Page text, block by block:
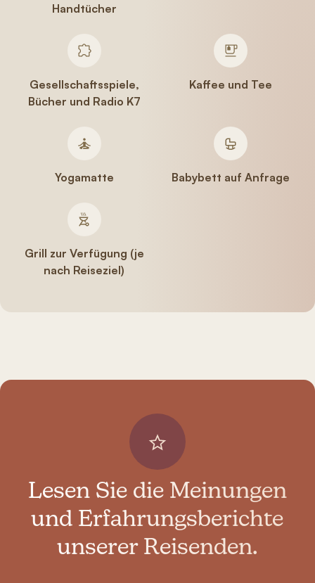
Handtücher
Gesellschaftsspiele,
Bücher und Radio K7
Kaffee und Tee
Yogamatte Babybett auf Anfrage
Grill zur Verfügung (je
nach Reiseziel)
Lesen Sie die Meinungen
und Erfahrungsberichte
unserer Reisenden.